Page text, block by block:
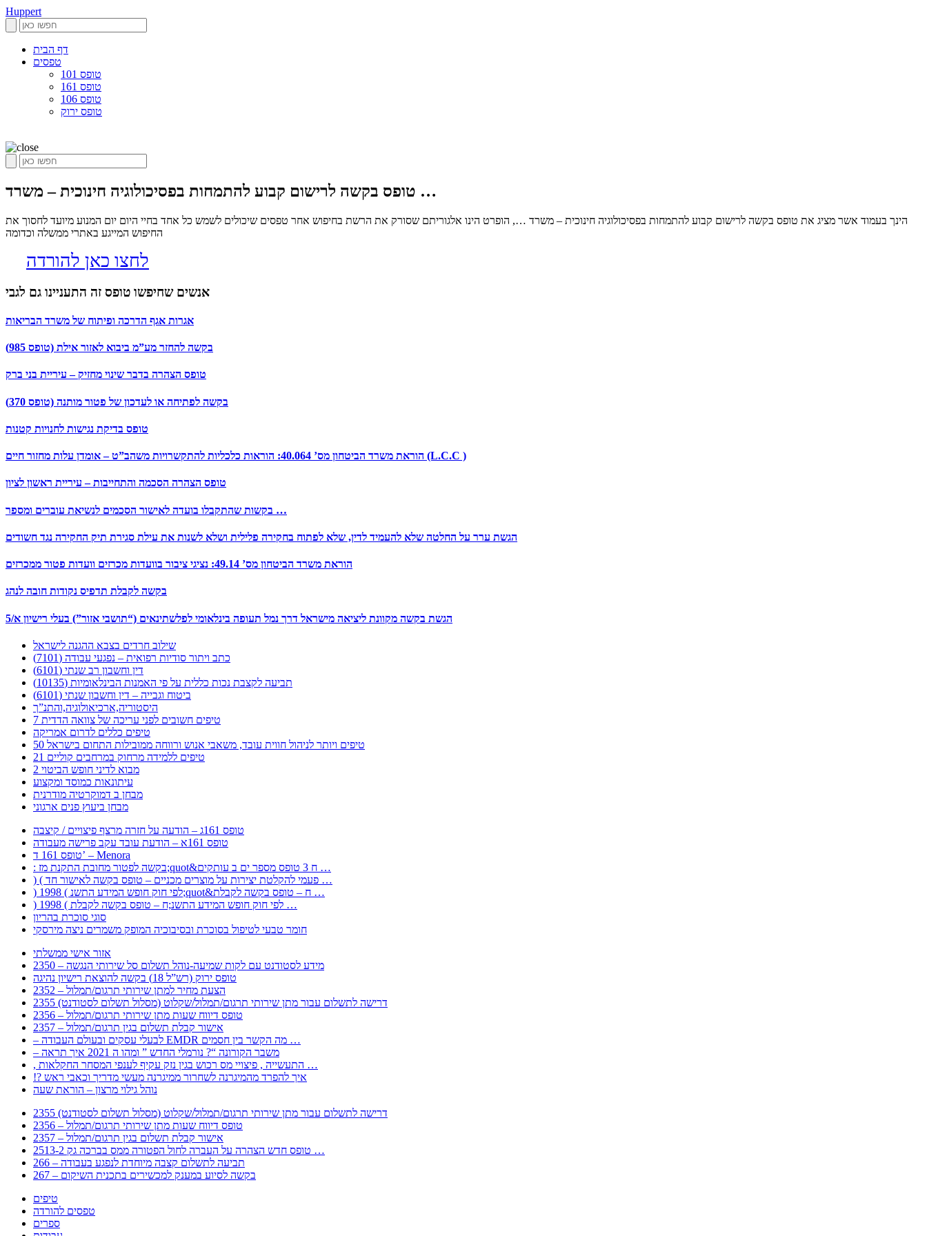
Huppert
דף הבית
טפסים
טופס 101
טופס 161
טופס 106
טופס ירוק
טופס בקשה לרישום קבוע להתמחות בפסיכולוגיה חינוכית – משרד …
הינך בעמוד אשר מציג את טופס בקשה לרישום קבוע להתמחות בפסיכולוגיה חינוכית – משרד …, הופרט הינו אלגוריתם שסורק את הרשת בחיפוש אחר טפסים שיכולים לשמש כל אחד בחיי היום יום המנוע מיועד לחסוך את
החיפוש המייגע באתרי ממשלה וכדומה
לחצו כאן להורדה
אנשים שחיפשו טופס זה התעניינו גם לגבי
אגרות אגף הדרכה ופיתוח של משרד הבריאות
בקשה להחזר מע”מ ביבוא לאזור אילת (טופס 985)
טופס הצהרה בדבר שינוי מחזיק – עיריית בני ברק
בקשה לפתיחה או לעדכון של פטור מותנה (טופס 370)
טופס בדיקת נגישות לחנויות קטנות
הוראת משרד הביטחון מס’ 40.064: הוראות כלכליות להתקשרויות משהב”ט – אומדן עלות מחזור חיים (L.C.C )
טופס הצהרה הסכמה והתחייבות – עיריית ראשון לציון
בקשות שהתקבלו בועדה לאישור הסכמים לנשיאת עוברים ומספר …
הגשת ערר על החלטה שלא להעמיד לדין, שלא לפתוח בחקירה פלילית ושלא לשנות את עילת סגירת תיק החקירה נגד חשודים
הוראת משרד הביטחון מס’ 49.14: נציגי ציבור בוועדות מכרזים וועדות פטור ממכרזים
בקשה לקבלת תדפיס נקודות חובה לנהג
הגשת בקשה מקוונת ליציאה מישראל דרך נמל תעופה בינלאומי לפלשתינאים (“תושבי אזור”) בעלי רישיון א/5
שילוב חרדים בצבא ההגנה לישראל
כתב ויתור סודיות רפואית – נפגעי עבודה (7101)
דין וחשבון רב שנתי (6101)
תביעה לקצבת נכות כללית על פי האמנות הבינלאומיות (10135)
ביטוח וגבייה – דין וחשבון שנתי (6101)
היסטוריה,ארכיאולוגיה,והתנ”ך
7 טיפים חשובים לפני עריכה של צוואה הדדית
טיפים כללים לדרום אמריקה
50 טיפים ויותר לניהול חווית עובד, משאבי אנוש ורווחה ממובילות התחום בישראל
21 טיפים ללמידה מרחוק במרחבים קוליים
מבוא לדיני חופש הביטוי 2
עיתונאות כמוסד ומקצוע
מבחן ב דמוקרטיה מודרנית
מבחן ביעוץ פנים ארגוני
טופס 161ג – הודעה על חזרה מרצף פיצויים / קיצבה
טופס 161א – הודעת עובד עקב פרישה מעבודה
טופס 161 ד’ – Menora
: בקשה לפטור מחובת התקנת מז;quot&ח 3 טופס מספר ים ב עותקים …
) ( פעמי להקלטת יצירות על מוצרים מכניים – טופס בקשה לאישור חד …
) 1998 ( לפי חוק חופש המידע התשנ;quot&ח – טופס בקשה לקבלת …
) 1998 ( לפי חוק חופש המידע התשנ;ח – טופס בקשה לקבלת …
סוגי סוכרת בהריון
חומר טבעי לטיפול בסוכרת ובסיבוכיה המופק משמרים ניצה מירסקי
אזור אישי ממשלתי
2350 – מידע לסטודנט עם לקות שמיעה-נוהל תשלום סל שירותי הנגשה
טופס ירוק (רש”ל 18) בקשה להוצאת רישיון נהיגה
2352 – הצעת מחיר למתן שירותי תרגום/תמלול
2355 דרישה לתשלום עבור מתן שירותי תרגום/תמלול/שקלוט (מסלול תשלום לסטודנט)
2356 – טופס דיווח שעות מתן שירותי תרגום/תמלול
2357 – אישור קבלת תשלום בגין תרגום/תמלול
– לבעלי עסקים ובעולם העבודה EMDR מה הקשר בין חסמים …
– משבר הקורונה “? נורמלי החדש ” ומהו ה 2021 איך תראה
, התעשייה , פיצויי מס רכוש בגין נזק עקיף לענפי המסחר החקלאות …
!? איך להפרד מהמיגרנה לשחרור ממיגרנה מעשי מדריך וכאבי ראש
נוהל גילוי מרצון – הוראת שעה
2355 דרישה לתשלום עבור מתן שירותי תרגום/תמלול/שקלוט (מסלול תשלום לסטודנט)
2356 – טופס דיווח שעות מתן שירותי תרגום/תמלול
2357 – אישור קבלת תשלום בגין תרגום/תמלול
2513-2 טופס חדש הצהרה על העברה לחול הפטורה ממס בברכה גק …
266 – תביעה לתשלום קצבה מיוחדת לנפגע בעבודה
267 – בקשה לסיוע במענק למכשירים בתכנית השיקום
טיפים
טפסים להורדה
ספרים